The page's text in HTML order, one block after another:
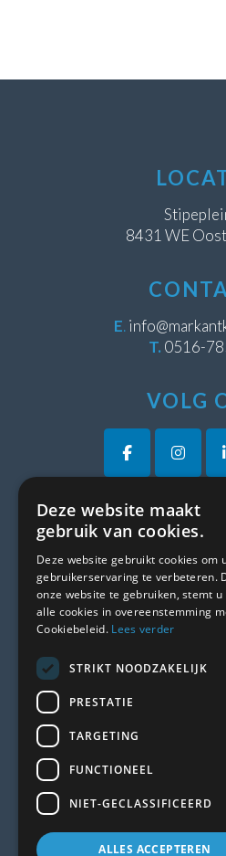
8431 WE
E.
T. 0516-
VOLG
Neem gerust
Blogs
Algemene
Kunststof
Kunststof
Kunststof
Kunststof
Deze website maakt
gebruik van cookies.
Deze website gebruikt cookies om
gebruikerservaring te verbeteren.
onze website te gebruiken, stemt u
alle cookies in overeenstemming
Cookiebeleid. Lees verder
STRIKT NOODZAKELIJK
PRESTATIE
TARGETING
FUNCTIONEEL
NIET-GECLASSIFICEERD
ALLES ACCEPTEREN